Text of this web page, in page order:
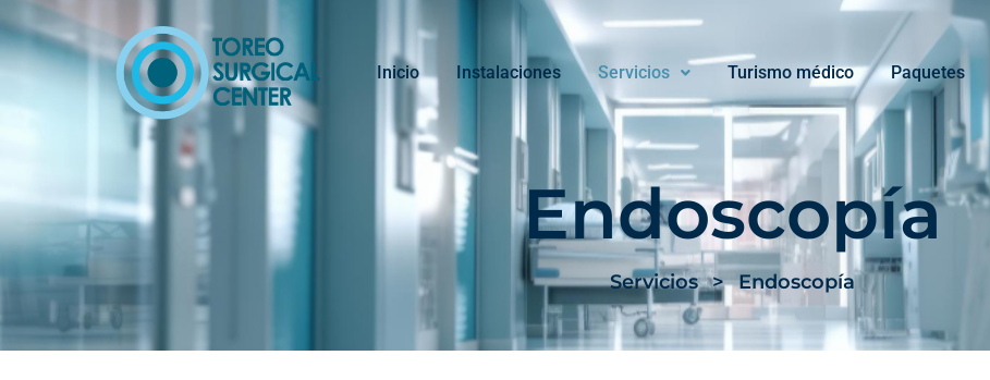
Inicio Instalaciones Servicios Turismo médico Paquetes
Endoscopía
Servicios > Endoscopía